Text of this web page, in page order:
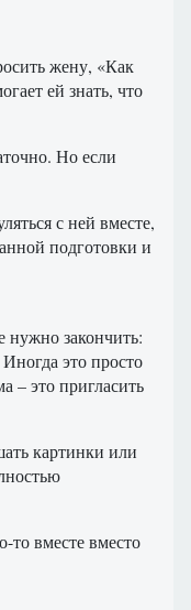
жену, «Как
ей знать, что
Но если
с ней вместе,
подготовки и
нужно закончить:
это просто
– это пригласить
картинки или
вместе вместо